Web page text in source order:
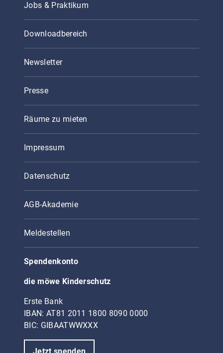
Jobs & Praktikum
Downloadbereich
Newsletter
Presse
Räume zu mieten
Impressum
Datenschutz
AGB-Akademie
Meldestellen
Spendenkonto
die möwe Kinderschutz
Erste Bank
IBAN: AT81 2011 1800 8090 0000
BIC: GIBAATWWXXX